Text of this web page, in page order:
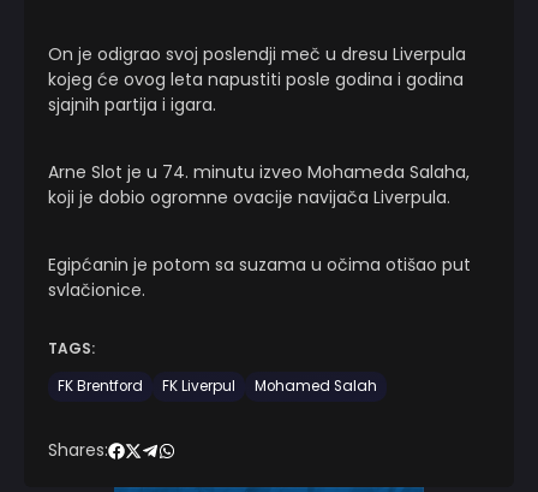
On je odigrao svoj poslendji meč u dresu Liverpula
kojeg će ovog leta napustiti posle godina i godina
sjajnih partija i igara.
Arne Slot je u 74. minutu izveo Mohameda Salaha,
koji je dobio ogromne ovacije navijača Liverpula.
Egipćanin je potom sa suzama u očima otišao put
svlačionice.
TAGS:
FK Brentford
FK Liverpul Mohamed Salah
Shares: